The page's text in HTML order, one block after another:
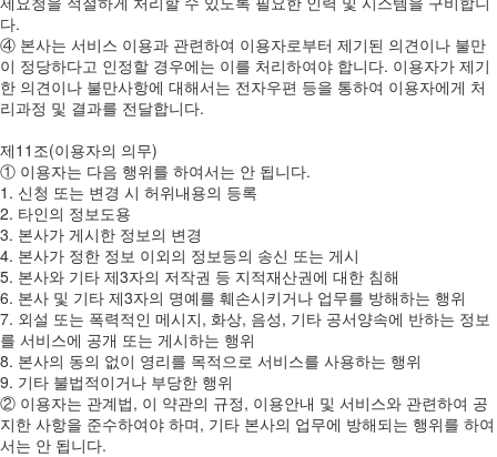
다.
④ 본사는 서비스 이용과 관련하여 이용자로부터 제기된 의견이나 불만
이 정당하다고 인정할 경우에는 이를 처리하여야 합니다. 이용자가 제기
한 의견이나 불만사항에 대해서는 전자우편 등을 통하여 이용자에게 처
리과정 및 결과를 전달합니다.
제11조(이용자의 의무)
① 이용자는 다음 행위를 하여서는 안 됩니다.
1. 신청 또는 변경 시 허위내용의 등록
2. 타인의 정보도용
3. 본사가 게시한 정보의 변경
4. 본사가 정한 정보 이외의 정보등의 송신 또는 게시
5. 본사와 기타 제3자의 저작권 등 지적재산권에 대한 침해
6. 본사 및 기타 제3자의 명예를 훼손시키거나 업무를 방해하는 행위
7. 외설 또는 폭력적인 메시지, 화상, 음성, 기타 공서양속에 반하는 정보
를 서비스에 공개 또는 게시하는 행위
8. 본사의 동의 없이 영리를 목적으로 서비스를 사용하는 행위
9. 기타 불법적이거나 부당한 행위
② 이용자는 관계법, 이 약관의 규정, 이용안내 및 서비스와 관련하여 공
지한 사항을 준수하여야 하며, 기타 본사의 업무에 방해되는 행위를 하여
서는 안 됩니다.